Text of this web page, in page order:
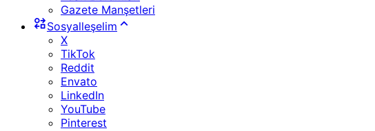
Gazete Manşetleri
Sosyalleşelim
X
TikTok
Reddit
Envato
LinkedIn
YouTube
Pinterest